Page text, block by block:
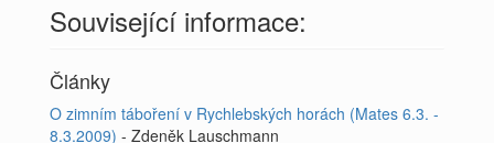
Související informace:
Články
O zimním táboření v Rychlebských horách (Mates 6.3. -
8.3.2009) - Zdeněk Lauschmann